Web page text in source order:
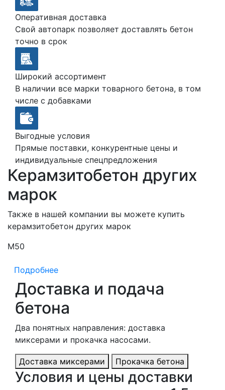
Оперативная доставка
Свой автопарк позволяет доставлять бетон
точно в срок
Широкий ассортимент
В наличии все марки товарного бетона, в том
числе с добавками
Выгодные условия
Прямые поставки, конкурентные цены и
индивидуальные спецпредложения
Керамзитобетон других
марок
Также в нашей компании вы можете купить
керамзитобетон других марок
М50
Подробнее
Доставка и подача
бетона
Два понятных направления: доставка
миксерами и прокачка насосами.
Доставка миксерами Прокачка бетона
Условия и цены доставки